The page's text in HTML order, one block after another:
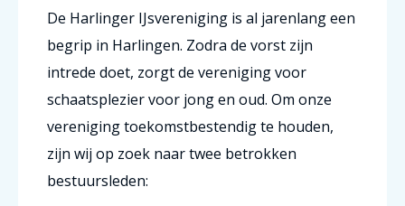
De Harlinger IJsvereniging is al jarenlang een
begrip in Harlingen. Zodra de vorst zijn
intrede doet, zorgt de vereniging voor
schaatsplezier voor jong en oud. Om onze
vereniging toekomstbestendig te houden,
zijn wij op zoek naar twee betrokken
bestuursleden: